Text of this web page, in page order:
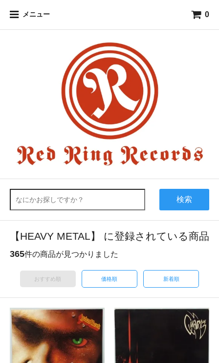
メニュー 0
検索
【HEAVY METAL】 に登録されている商品
365件の商品が見つかりました
おすすめ順 価格順 新着順